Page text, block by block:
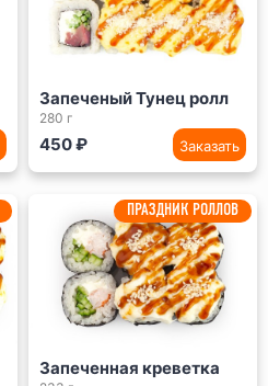
Запеченый Тунец ролл
280 г
450 ₽ Заказать
ПРАЗДНИК РОЛЛОВ
Запеченная креветка